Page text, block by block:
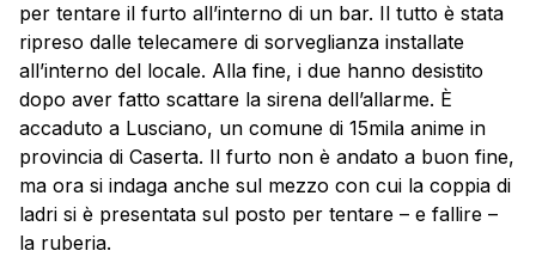
per tentare il furto all’interno di un bar. Il tutto è stata
ripreso dalle telecamere di sorveglianza installate
all’interno del locale. Alla fine, i due hanno desistito
dopo aver fatto scattare la sirena dell’allarme. È
accaduto a Lusciano, un comune di 15mila anime in
provincia di Caserta. Il furto non è andato a buon fine,
ma ora si indaga anche sul mezzo con cui la coppia di
ladri si è presentata sul posto per tentare – e fallire –
la ruberia.